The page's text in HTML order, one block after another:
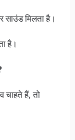
मिलता है।
है।
चाहते हैं, तो